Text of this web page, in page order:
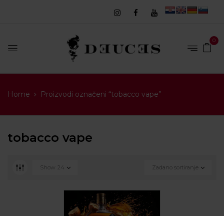
0
Home Proizvodi označeni “tobacco vape”
tobacco vape
Zadano sortiranje
Show 24